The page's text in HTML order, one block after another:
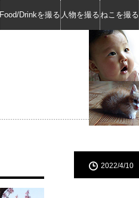
Food/Drinkを撮る 人物を撮るねこを撮る
2022/4/10